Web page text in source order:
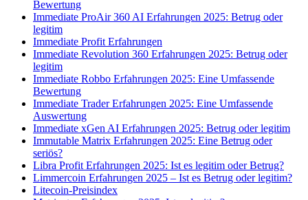
Bewertung
Immediate ProAir 360 AI Erfahrungen 2025: Betrug oder
legitim
Immediate Profit Erfahrungen
Immediate Revolution 360 Erfahrungen 2025: Betrug oder
legitim
Immediate Robbo Erfahrungen 2025: Eine Umfassende
Bewertung
Immediate Trader Erfahrungen 2025: Eine Umfassende
Auswertung
Immediate xGen AI Erfahrungen 2025: Betrug oder legitim
Immutable Matrix Erfahrungen 2025: Eine Betrug oder
seriös?
Libra Profit Erfahrungen 2025: Ist es legitim oder Betrug?
Limmercoin Erfahrungen 2025 – Ist es Betrug oder legitim?
Litecoin-Preisindex